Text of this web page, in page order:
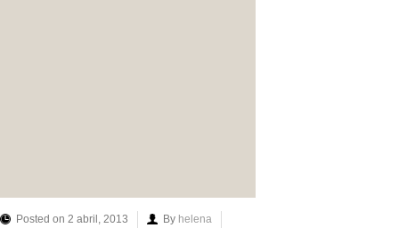
Posted on 2 abril, 2013 By helena